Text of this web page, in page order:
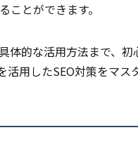
とができます。
体的な活用方法まで、
用したSEO対策をマス